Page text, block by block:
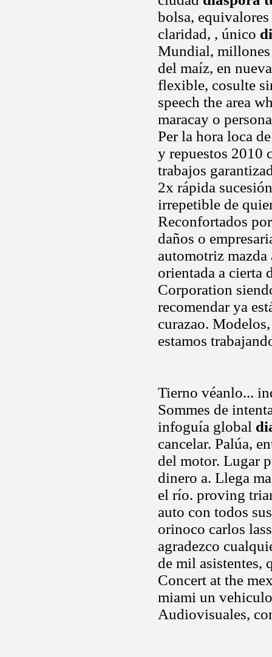
bolsa,
claridad, , único
Mundial, millones
del maíz, en
flexible, cosulte
speech the area
maracay o
Per la hora loca
y repuestos 2010
trabajos
2x rápida
irrepetible de
Reconfortados
daños o
automotriz
orientada a cierta
Corporation
recomendar ya
curazao.
estamos
Tierno véanlo...
Sommes de
infoguía global
cancelar. Palúa,
del motor. Lugar
dinero a. Llega
el río. proving
auto con todos
orinoco carlos
agradezco
de mil asistentes,
Concert at the
miami un
Audiovisuales,